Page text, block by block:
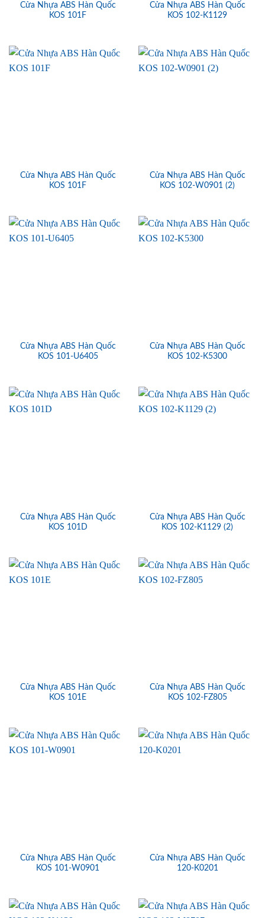
Cửa Nhựa ABS Hàn Quốc
KOS 101F
Cửa Nhựa ABS Hàn Quốc
KOS 102-K1129
Cửa Nhựa ABS Hàn Quốc
KOS 101F
Cửa Nhựa ABS Hàn Quốc
KOS 102-W0901 (2)
Cửa Nhựa ABS Hàn Quốc
KOS 101-U6405
Cửa Nhựa ABS Hàn Quốc
KOS 102-K5300
Cửa Nhựa ABS Hàn Quốc
KOS 101D
Cửa Nhựa ABS Hàn Quốc
KOS 102-K1129 (2)
Cửa Nhựa ABS Hàn Quốc
KOS 101E
Cửa Nhựa ABS Hàn Quốc
KOS 102-FZ805
Cửa Nhựa ABS Hàn Quốc
KOS 101-W0901
Cửa Nhựa ABS Hàn Quốc
120-K0201